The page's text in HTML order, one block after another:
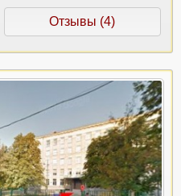
Отзывы (4)